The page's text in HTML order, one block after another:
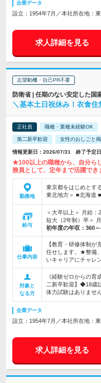
企業データ
設立：1954年7月／本社所在地：
求人詳細を見る
志望動機・自己PR不要
防衛省 | 任期のない安定した国
＼基本土日祝休み！衣食
正社員 職種・業種未経験OK
第二新卒歓迎 女性のおしごと
情報更新日：2026/07/31 終了予定
★100以上の職種から、自分ら
務員として、定年まで活躍でき
勤務地
東京都をはじめとす
東北地方＞ ■北海道
給与
＜大卒以上＞ 月給：
短大（2年制）卒＞
初年度の年収： 360
仕事内容
【教育・研修体制が
任せします。★整備
いキャリアにチャレ
対象と
なる方
《経験ゼロからの育
二新卒歓迎】◆18歳
体力試験はありませ
企業データ
設立：1954年7月／本社所在地：
求人詳細を見る